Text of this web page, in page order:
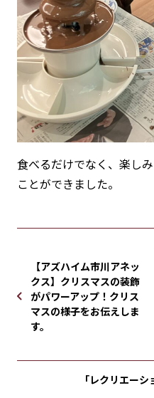
食べるだけでなく、楽し
ことができました。
【アズハイム市川アネッ
クス】クリスマスの装飾
がパワーアップ！クリス
マスの様子をお伝えしま
す。
「レクリエーシ